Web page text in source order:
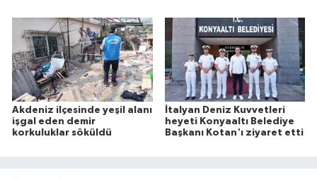
Akdeniz ilçesinde yeşil alanı
işgal eden demir
korkuluklar söküldü
İtalyan Deniz Kuvvetleri
heyeti Konyaaltı Belediye
Başkanı Kotan'ı ziyaret etti